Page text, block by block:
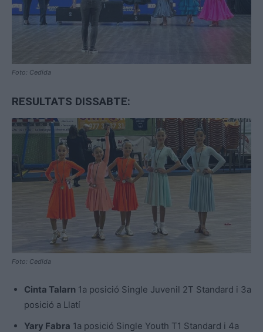
Foto: Cedida
RESULTATS DISSABTE:
Foto: Cedida
Cinta Talarn 1a posició Single Juvenil 2T Standard i 3a
posició a Llatí
Yary Fabra 1a posició Single Youth T1 Standard i 4a